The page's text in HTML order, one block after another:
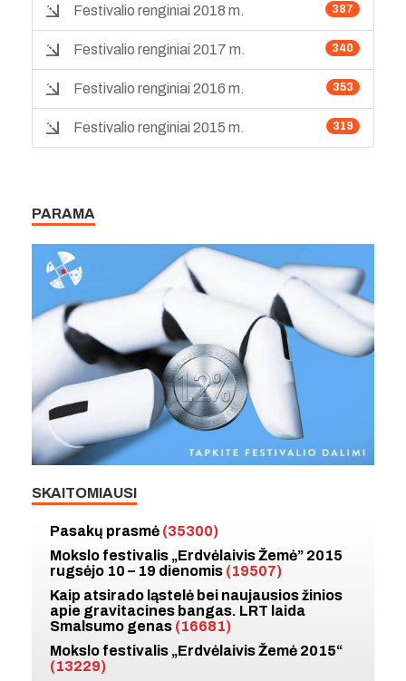
387
Festivalio renginiai 2018 m.
340
Festivalio renginiai 2017 m.
353
Festivalio renginiai 2016 m.
319
Festivalio renginiai 2015 m.
PARAMA
SKAITOMIAUSI
Pasakų prasmė (35300)
Mokslo festivalis „Erdvėlaivis Žemė” 2015
rugsėjo 10 – 19 dienomis (19507)
Kaip atsirado ląstelė bei naujausios žinios
apie gravitacines bangas. LRT laida
Smalsumo genas (16681)
Mokslo festivalis „Erdvėlaivis Žemė 2015“
(13229)